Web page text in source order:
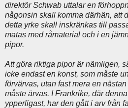
direktör Schwab uttalar en
någonsin skall komma därhän, att
detta yrke skall inskränkas till
matas med råmaterial och i en
pipor.
Att göra riktiga pipor är nämligen,
icke endast en konst, som måste
förvärvas, utan fast mera en
måste ärvas. I Frankrike, där
ypperligast, har den gått i arv från